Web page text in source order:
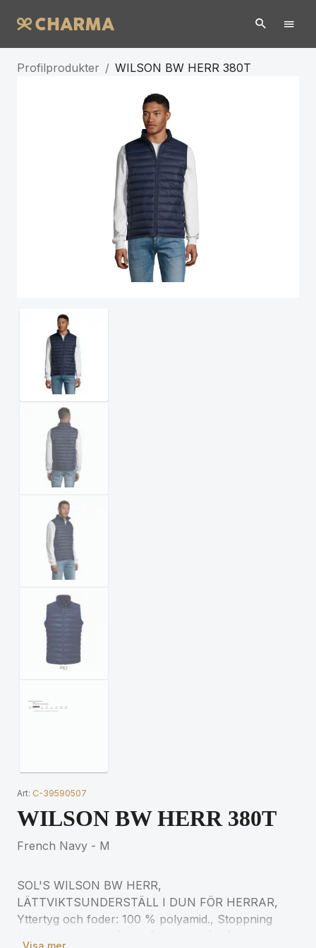
Profilprodukter / WILSON BW HERR 380T
Art: C-39590507
WILSON BW HERR 380T
French Navy - M
SOL'S WILSON BW HERR,
LÄTTVIKTSUNDERSTÄLL I DUN FÖR HERRAR,
Yttertyg och foder: 100 % polyamid., Stoppning
Visa mer